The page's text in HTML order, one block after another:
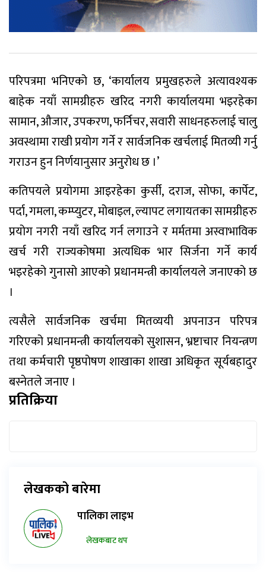
परिपत्रमा भनिएको छ, ‘कार्यालय प्रमुखहरुले अत्यावश्यक
बाहेक नयाँ सामग्रीहरु खरिद नगरी कार्यालयमा भइरहेका
सामान, औजार, उपकरण, फर्निचर, सवारी साधनहरुलाई चालु
अवस्थामा राखी प्रयोग गर्ने र सार्वजनिक खर्चलाई मितव्यी गर्नु
गराउन हुन निर्णयानुसार अनुरोध छ ।’
कतिपयले प्रयोगमा आइरहेका कुर्सी, दराज, सोफा, कार्पेट,
पर्दा, गमला, कम्प्युटर, मोबाइल, ल्यापट लगायतका सामग्रीहरु
प्रयोग नगरी नयाँ खरिद गर्न लगाउने र मर्मतमा अस्वाभाविक
खर्च गरी राज्यकोषमा अत्यधिक भार सिर्जना गर्ने कार्य
भइरहेको गुनासो आएको प्रधानमन्त्री कार्यालयले जनाएको छ
।
त्यसैले सार्वजनिक खर्चमा मितव्ययी अपनाउन परिपत्र
गरिएको प्रधानमन्त्री कार्यालयको सुशासन, भ्रष्टाचार नियन्त्रण
तथा कर्मचारी पृष्ठपोषण शाखाका शाखा अधिकृत सूर्यबहादुर
बस्नेतले जनाए ।
प्रतिक्रिया
लेखकको बारेमा
पालिका लाइभ
लेखकबाट थप